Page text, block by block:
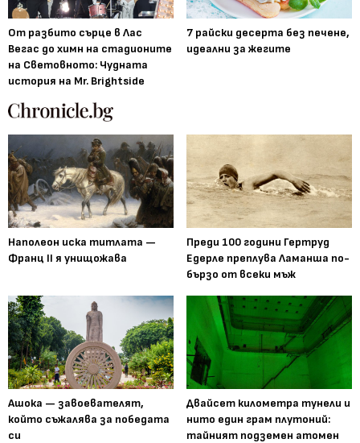
От разбито сърце в Лас
Вегас до химн на стадионите
на Световното: Чудната
история на Mr. Brightside
7 райски десерта без печене,
идеални за жегите
Наполеон иска титлата —
Франц II я унищожава
Преди 100 години Гертруд
Едерле преплува Ламанша по-
бързо от всеки мъж
Ашока — завоевателят,
който съжалява за победата
си
Двайсет километра тунели и
нито един грам плутоний:
тайният подземен атомен